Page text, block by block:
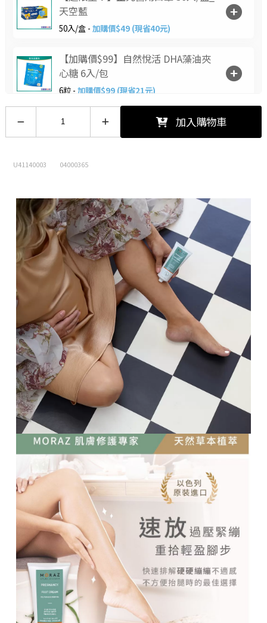
天空藍
50入/盒 - 加購價$49 (現省40元)
【加購價$99】自然悅活 DHA藻油夾
心糖 6入/包
6粒 - 加購價$99 (現省21元)
【加購價$10】喉力爽爽喉軟糖(枇
杷)12.5g
加入購物車
U41140003 04000365